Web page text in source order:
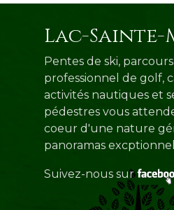
Lac-Sainte-
Pentes de ski, parcours
professionnel de golf,
activités nautiques et
pédestres vous
coeur d'une nature
panoramas
Suivez-nous sur